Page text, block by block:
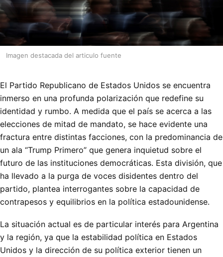
Imagen destacada del articulo fuente
El Partido Republicano de Estados Unidos se encuentra
inmerso en una profunda polarización que redefine su
identidad y rumbo. A medida que el país se acerca a las
elecciones de mitad de mandato, se hace evidente una
fractura entre distintas facciones, con la predominancia de
un ala “Trump Primero” que genera inquietud sobre el
futuro de las instituciones democráticas. Esta división, que
ha llevado a la purga de voces disidentes dentro del
partido, plantea interrogantes sobre la capacidad de
contrapesos y equilibrios en la política estadounidense.
La situación actual es de particular interés para Argentina
y la región, ya que la estabilidad política en Estados
Unidos y la dirección de su política exterior tienen un